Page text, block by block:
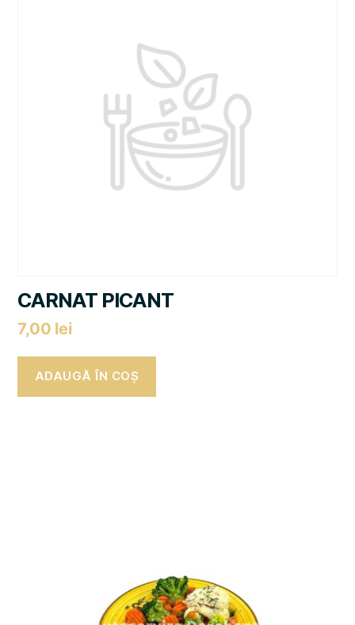
CARNAT PICANT
7,00 lei
ADAUGĂ ÎN COȘ